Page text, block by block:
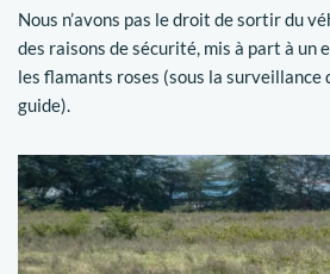
Nous n’avons pas le droit de sortir du
des raisons de sécurité, mis à part à un
les flamants roses (sous la surveillance
guide).